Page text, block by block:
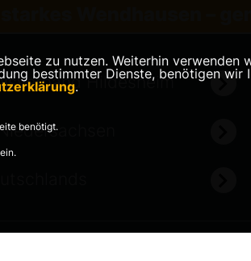
Hildesheim
zu nutzen. Weiterhin
bestimmter Dienste, benötigen
.
benötigt.